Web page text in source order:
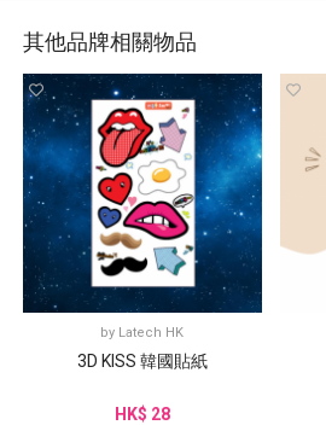
其他品牌相關物品
by Latech HK
3D KISS 韓國貼紙
HK$ 28